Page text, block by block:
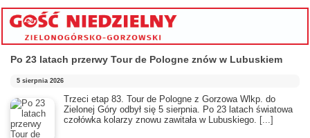
Po 23 latach przerwy Tour de Pologne znów w Lubuskiem
5 sierpnia 2026
Trzeci etap 83. Tour de Pologne z Gorzowa Wlkp. do
Zielonej Góry odbył się 5 sierpnia. Po 23 latach światowa
czołówka kolarzy znowu zawitała w Lubuskiego.
[...]